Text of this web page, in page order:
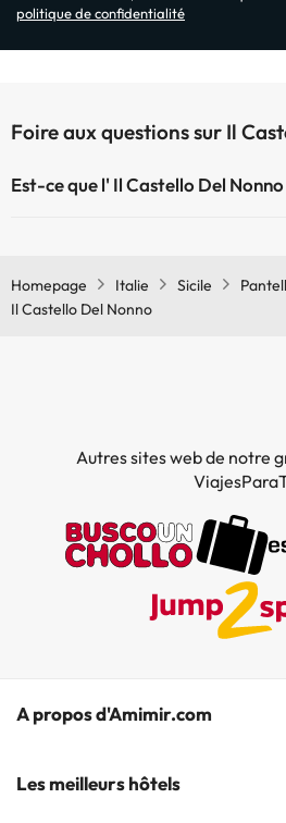
politique de confidentialité
Foire aux questions sur Il
Est-ce que l' Il Castello Del
Homepage Italie Sicile
Il Castello Del Nonno
Autres sites web de notre
A propos d'Amimir.com
Notre équipe
Les meilleurs hôtels